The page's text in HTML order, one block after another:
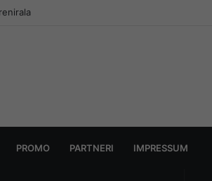
PROMO PARTNERI IMPRESSUM